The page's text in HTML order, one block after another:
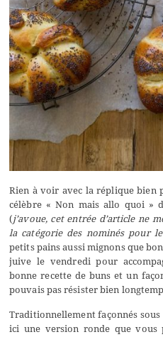
Rien à voir avec la réplique bien
célèbre « Non mais allo quoi »
(j’avoue, cet entrée d’article ne
la catégorie des nominés pour
petits pains aussi mignons que
juive le vendredi pour
bonne recette de buns et un
pouvais pas résister bien
Traditionnellement façonnés
ici une version ronde que vous